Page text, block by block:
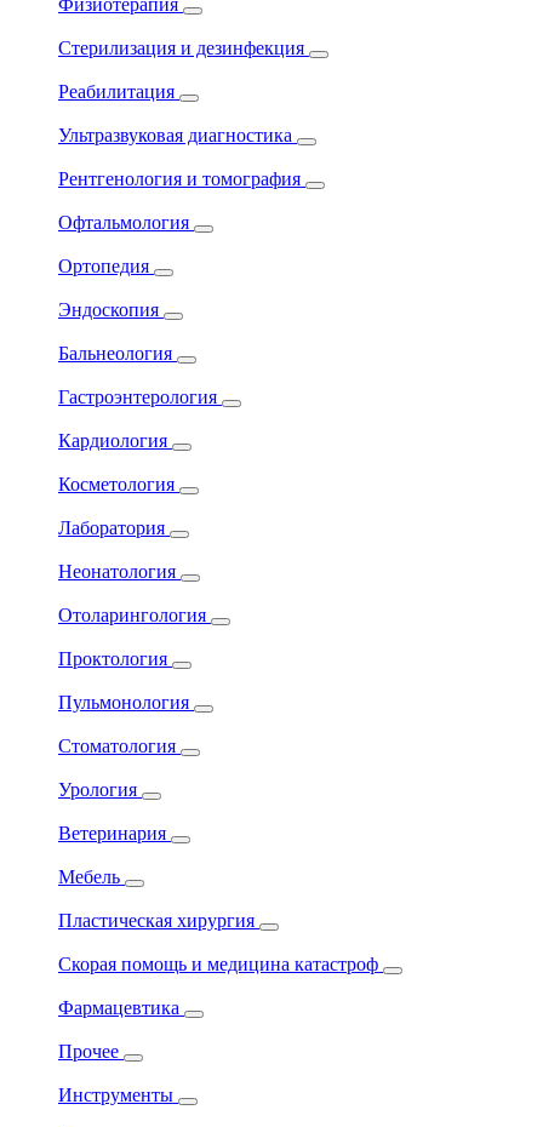
Физиотерапия
Стерилизация и дезинфекция
Реабилитация
Ультразвуковая диагностика
Рентгенология и томография
Офтальмология
Ортопедия
Эндоскопия
Бальнеология
Гастроэнтерология
Кардиология
Косметология
Лаборатория
Неонатология
Отоларингология
Проктология
Пульмонология
Стоматология
Урология
Ветеринария
Мебель
Пластическая хирургия
Скорая помощь и медицина катастроф
Фармацевтика
Прочее
Инструменты